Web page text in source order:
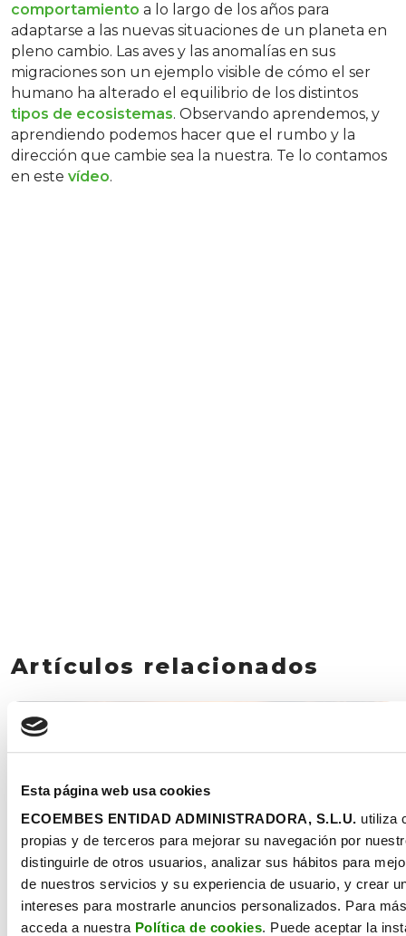
Esta página web usa cookies
ECOEMBES ENTIDAD ADMINISTRADORA, S.L.U. utiliza
propias y de terceros para mejorar su navegación por
distinguirle de otros usuarios, analizar sus hábitos para
de nuestros servicios y su experiencia de usuario, y crear
intereses para mostrarle anuncios personalizados. Para
acceda a nuestra Política de cookies. Puede aceptar la
comportamiento a lo largo de los años para
adaptarse a las nuevas situaciones de un planeta en
pleno cambio. Las aves y las anomalías en sus
migraciones son un ejemplo visible de cómo el ser
humano ha alterado el equilibrio de los distintos
tipos de ecosistemas. Observando aprendemos, y
aprendiendo podemos hacer que el rumbo y la
dirección que cambie sea la nuestra. Te lo contamos
en este vídeo.
Artículos relacionados